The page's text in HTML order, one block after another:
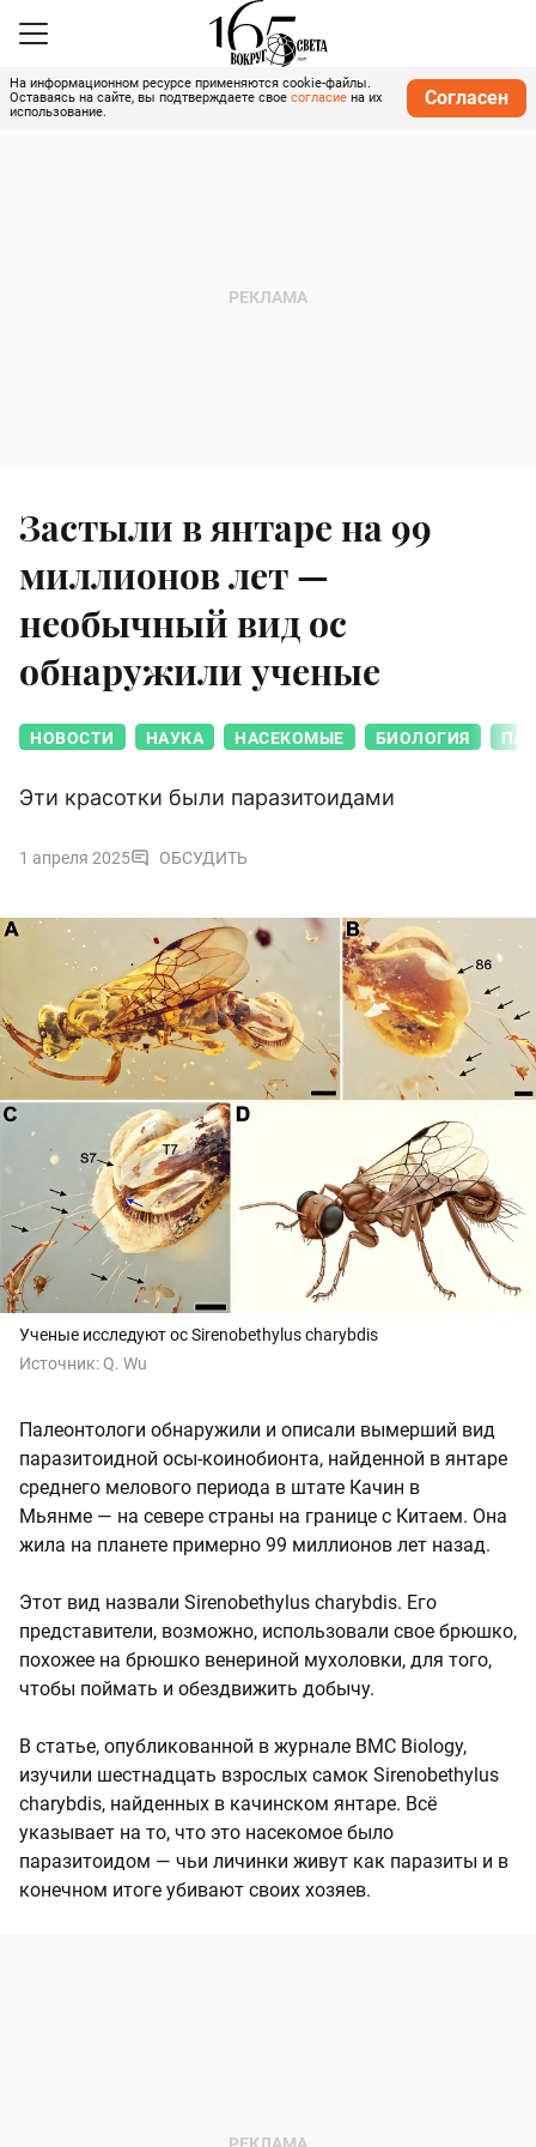
На информационном ресурсе применяются cookie-файлы.
Оставаясь на сайте, вы подтверждаете свое согласие на их
использование.
Согласен
Застыли в янтаре на 99
миллионов лет —
необычный вид ос
обнаружили ученые
НОВОСТИ НАУКА НАСЕКОМЫЕ БИОЛОГИЯ
Эти красотки были паразитоидами
1 апреля 2025 ОБСУДИТЬ
Ученые исследуют ос Sirenobethylus charybdis
Источник:Q. Wu
Палеонтологи обнаружили и описали вымерший вид
паразитоидной осы-коинобионта, найденной в янтаре
среднего мелового периода в штате Качин в
Мьянме — на севере страны на границе с Китаем. Она
жила на планете примерно 99 миллионов лет назад.
Этот вид назвали Sirenobethylus charybdis. Его
представители, возможно, использовали свое брюшко,
похожее на брюшко венериной мухоловки, для того,
чтобы поймать и обездвижить добычу.
В статье, опубликованной в журнале BMC Biology,
изучили шестнадцать взрослых самок Sirenobethylus
charybdis, найденных в качинском янтаре. Всё
указывает на то, что это насекомое было
паразитоидом — чьи личинки живут как паразиты и в
конечном итоге убивают своих хозяев.